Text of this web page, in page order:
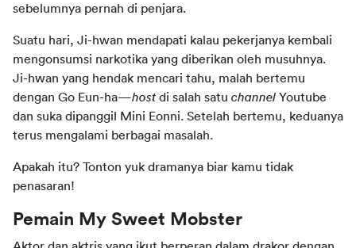
sebelumnya pernah di penjara.
Suatu hari, Ji-hwan mendapati kalau pekerjanya kembali
mengonsumsi narkotika yang diberikan oleh musuhnya.
Ji-hwan yang hendak mencari tahu, malah bertemu
dengan Go Eun-ha—host di salah satu channel Youtube
dan suka dipanggil Mini Eonni. Setelah bertemu, keduanya
terus mengalami berbagai masalah.
Apakah itu? Tonton yuk dramanya biar kamu tidak
penasaran!
Pemain My Sweet Mobster